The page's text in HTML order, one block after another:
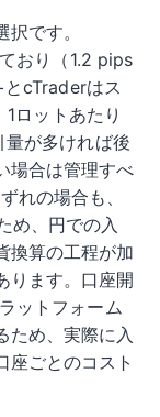
です。
おり（1.2 pips
cTraderはス
ロットあたり
が多ければ後
場合は管理すべ
れの場合も、
め、円での入
換算の工程が加
ります。口座開
ットフォーム
ため、実際に入
座ごとのコスト